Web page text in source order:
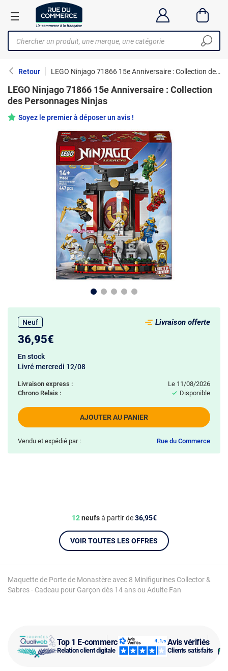
Retour LEGO Ninjago 71866 15e Anniversaire : Collection des Personnages Ninjas
Top 1 E-commerce
Relation client digitale
Avis vérifiés
Clients satisfaits
LEGO Ninjago 71866 15e Anniversaire : Collection
des Personnages Ninjas
Soyez le premier à déposer un avis !
Maquette de Porte de Monastère avec 8 Minifigurines Collector &
Sabres - Cadeau pour Garçon dès 14 ans ou Adulte Fan
Neuf
36,95€
AJOUTER AU PANIER
En stock
Livraison express :
le 11/08/2026
Chrono Relais :
Disponible
Livré mercredi 12/08
Livraison offerte
Vendu et expédié par : Rue du Commerce
12neufsà partir de36,95€
VOIR TOUTES LES OFFRES